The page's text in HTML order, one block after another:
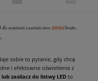
sobie to pytanie, gdy chcą
i efektowne oświetlenie z
zasilacz do listwy LED to